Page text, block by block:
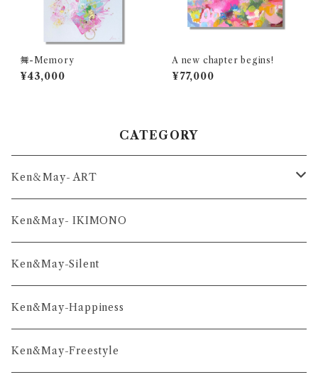
舞-Memory
¥43,000
A new chapter begins!
¥77,000
CATEGORY
Ken＆May- ART
舞-series
凛-series
雅-series
和-series
Ken&May- IKIMONO
Ken&May-Silent
Ken&May-Happiness
Ken&May-Freestyle